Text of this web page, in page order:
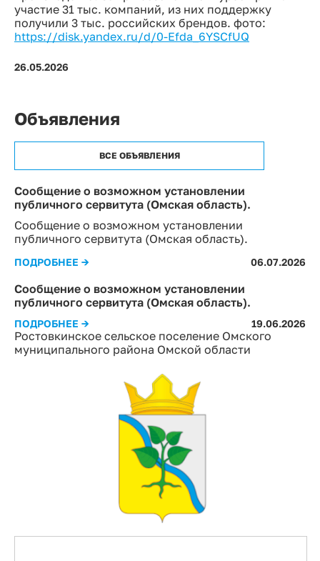
Ростовкинское сельское поселение Омского
муниципального района Омской области
участие 31 тыс. компаний, из них поддержку
получили 3 тыс. российских брендов. фото:
https://disk.yandex.ru/d/0-Efda_6YSCfUQ
26.05.2026
Объявления
ВСЕ ОБЪЯВЛЕНИЯ
Сообщение о возможном установлении
публичного сервитута (Омская область).
Сообщение о возможном установлении
публичного сервитута (Омская область).
ПОДРОБНЕЕ → 06.07.2026
Сообщение о возможном установлении
публичного сервитута (Омская область).
ПОДРОБНЕЕ → 19.06.2026